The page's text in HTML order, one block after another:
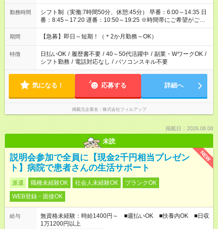
勤務時間
シフト制（実働:7時間50分、休憩:45分） 早番：6:00～14:35 日
番：8:45～17:20 遅番：10:50～19:25 ※時間帯にご希望がござ
いましたらお気軽にご相談ください。
期間 【急募】即日～短期！（＊2か月勤務～OK）
特徴 日払いOK / 履歴書不要 / 40～50代活躍中 / 副業・WワークOK /
シフト勤務 / 電話対応なし / パソコンスキル不要
気になる！ 応募する 詳細へ
掲載元企業名 株式会社フィルアップ
掲載日：2026.08.08
未読
NEW
説明会参加で全員に【現金2千円相当プレゼン
ト】病院で患者さんの生活サポート
派遣 職種未経験OK 社会人未経験OK
ブランクOK
WEB登録・面接OK
給与
無資格未経験：時給1400円～ ■週払いOK ■扶養内OK ■日収
1万1200円以上